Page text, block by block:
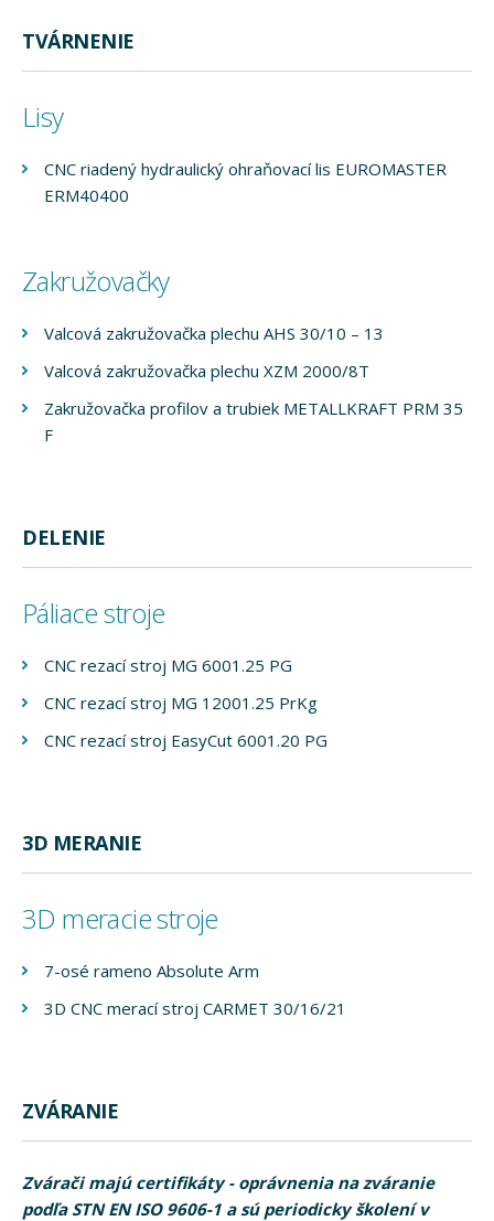
TVÁRNENIE
Lisy
CNC riadený hydraulický ohraňovací lis EUROMASTER
ERM40400
Zakružovačky
Valcová zakružovačka plechu AHS 30/10 – 13
Valcová zakružovačka plechu XZM 2000/8T
Zakružovačka profilov a trubiek METALLKRAFT PRM 35
F
DELENIE
Páliace stroje
CNC rezací stroj MG 6001.25 PG
CNC rezací stroj MG 12001.25 PrKg
CNC rezací stroj EasyCut 6001.20 PG
3D MERANIE
3D meracie stroje
7-osé rameno Absolute Arm
3D CNC merací stroj CARMET 30/16/21
ZVÁRANIE
Zvárači majú certifikáty - oprávnenia na zváranie
podľa STN EN ISO 9606-1 a sú periodicky školení v